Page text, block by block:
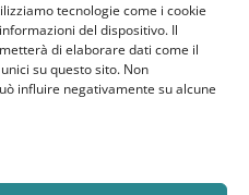
tecnologie come i cookie
del dispositivo. Il
di elaborare dati come il
su questo sito. Non
influire negativamente su alcune